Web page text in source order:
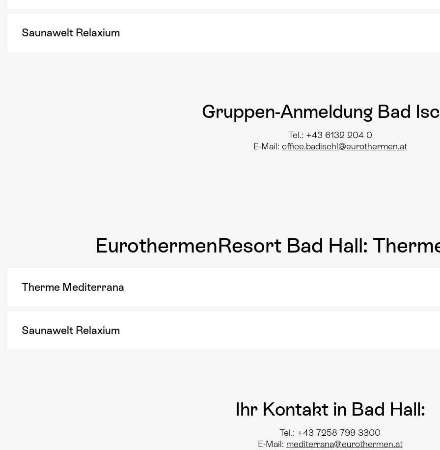
Saunawelt Relaxium
Gruppen-Anmeldung Bad
Tel.: +43 6132 204 0
E-Mail: office.badischl@eurothermen.at
EurothermenResort Bad Hall:
Therme Mediterrana
Saunawelt Relaxium
Ihr Kontakt in Bad Hall:
Tel.: +43 7258 799 3300
E-Mail: mediterrana@eurothermen.at